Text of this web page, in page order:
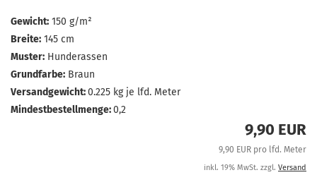
Gewicht: 150 g/m²
Breite: 145 cm
Muster: Hunderassen
Grundfarbe: Braun
Versandgewicht:0.225 kg je lfd. Meter
Mindestbestellmenge:0,2
9,90 EUR
9,90 EUR pro lfd. Meter
inkl. 19% MwSt. zzgl. Versand